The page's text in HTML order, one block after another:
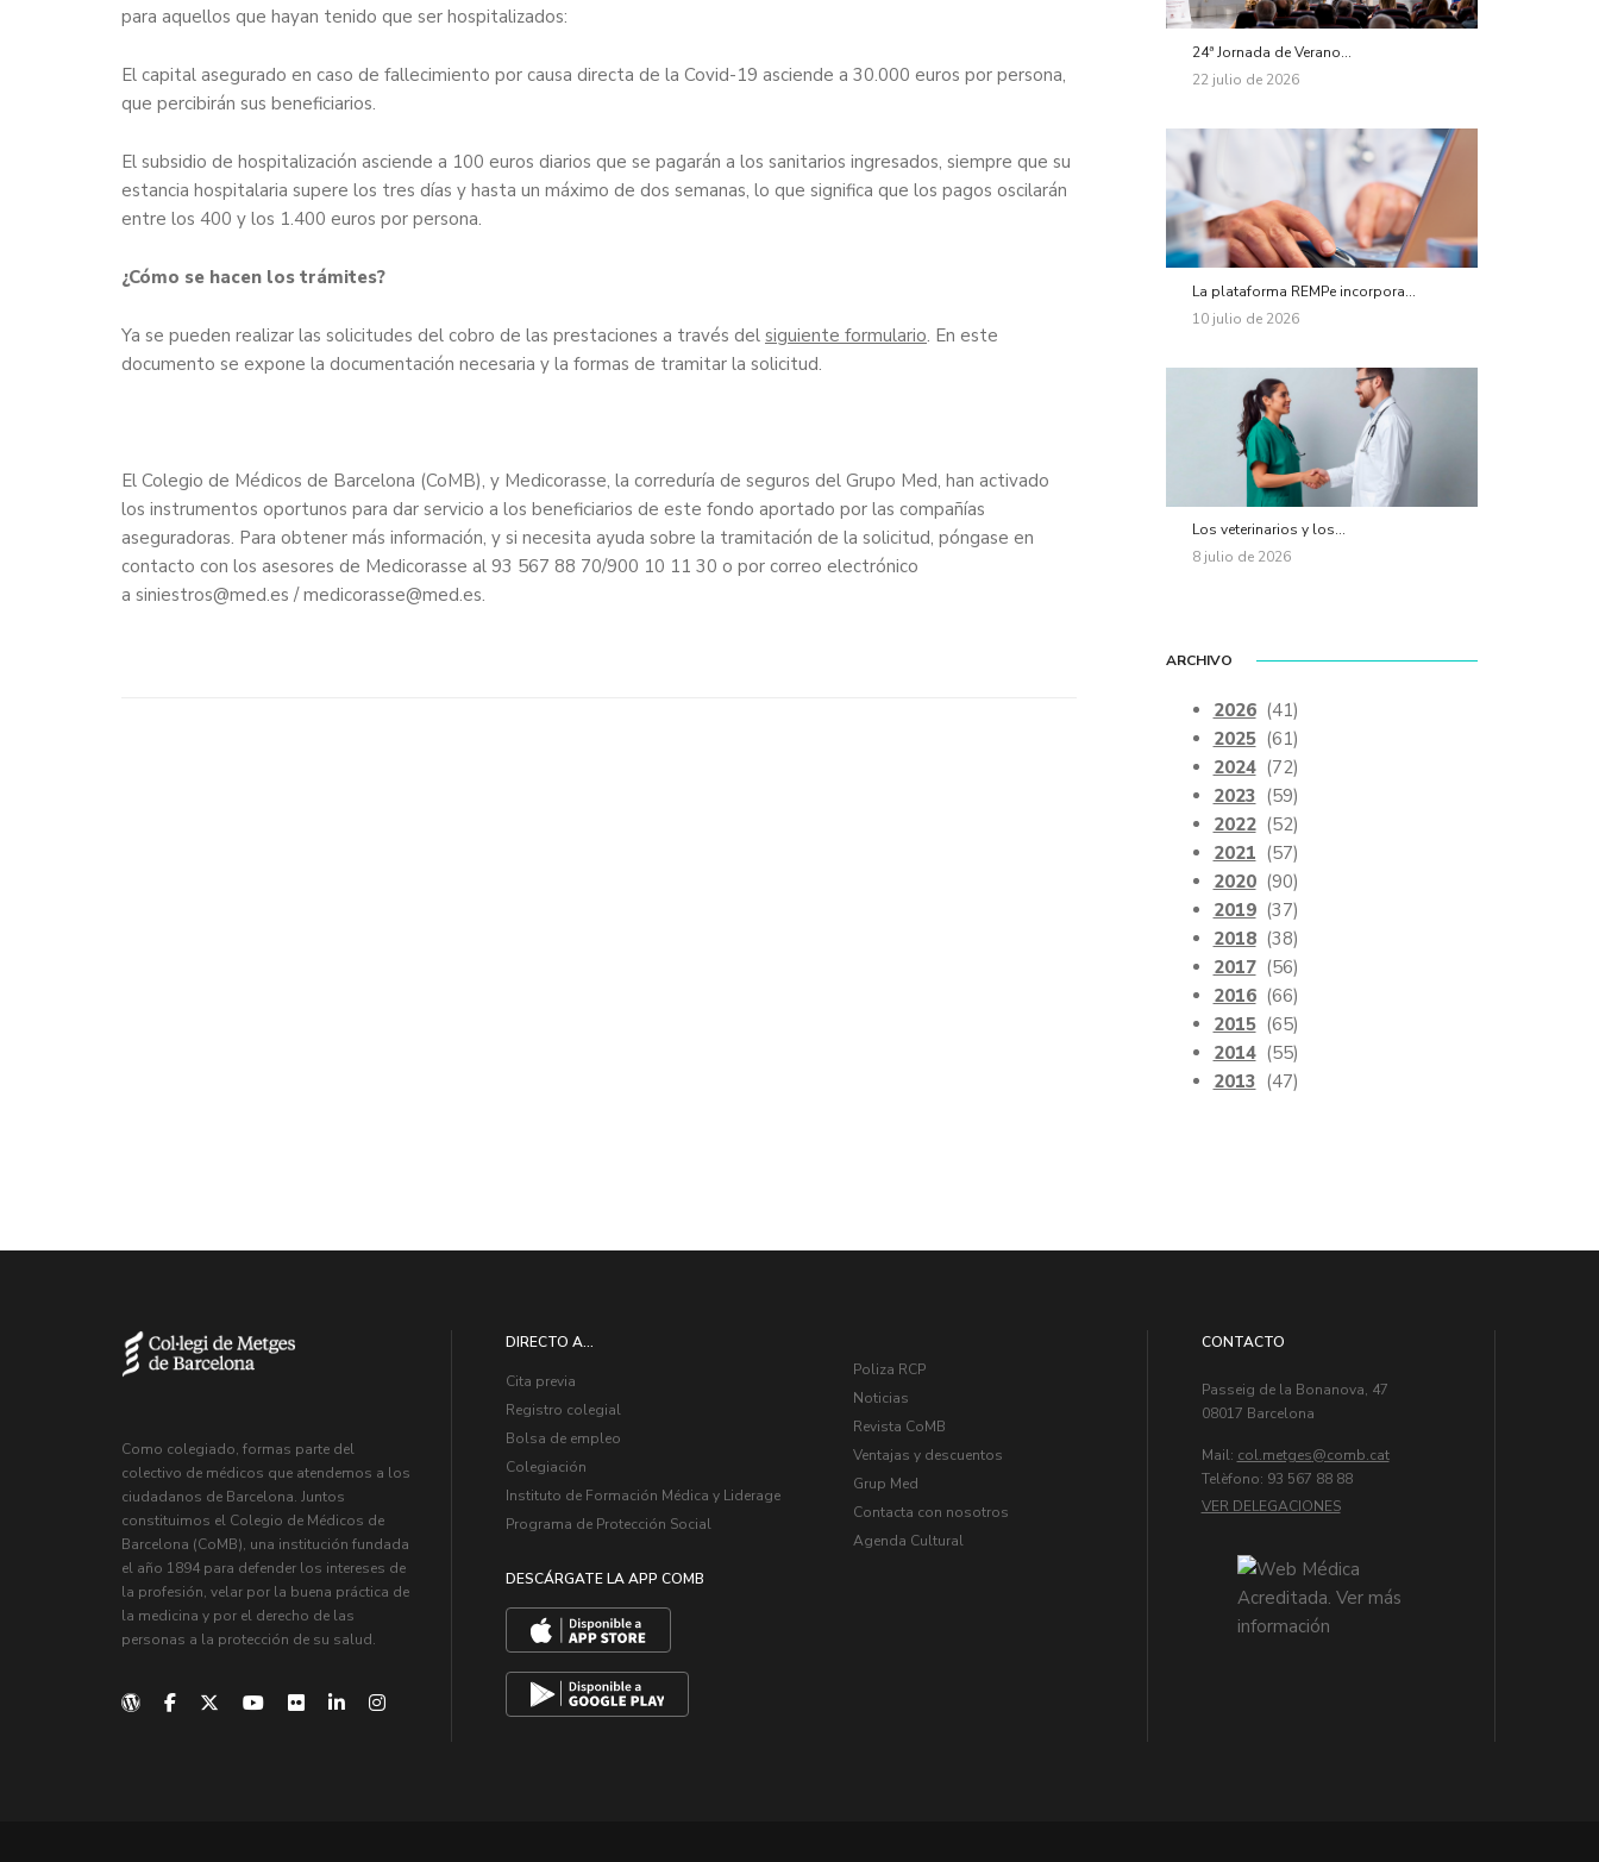
para aquellos que hayan tenido que ser hospitalizados:
El capital asegurado en caso de fallecimiento por causa directa de la Covid-19 asciende a 30.000 euros por persona,
que percibirán sus beneficiarios.
El subsidio de hospitalización asciende a 100 euros diarios que se pagarán a los sanitarios ingresados, siempre que su
estancia hospitalaria supere los tres días y hasta un máximo de dos semanas, lo que significa que los pagos oscilarán
entre los 400 y los 1.400 euros por persona.
¿Cómo se hacen los trámites?
Ya se pueden realizar las solicitudes del cobro de las prestaciones a través del siguiente formulario. En este
documento se expone la documentación necesaria y la formas de tramitar la solicitud.
El Colegio de Médicos de Barcelona (CoMB), y Medicorasse, la correduría de seguros del Grupo Med, han activado
los instrumentos oportunos para dar servicio a los beneficiarios de este fondo aportado por las compañías
aseguradoras. Para obtener más información, y si necesita ayuda sobre la tramitación de la solicitud, póngase en
contacto con los asesores de Medicorasse al 93 567 88 70/900 10 11 30 o por correo electrónico
a siniestros@med.es / medicorasse@med.es.
24ª Jornada de Verano...
22 julio de 2026
La plataforma REMPe incorpora...
10 julio de 2026
Los veterinarios y los...
8 julio de 2026
ARCHIVO
2026 (41)
2025 (61)
2024 (72)
2023 (59)
2022 (52)
2021 (57)
2020 (90)
2019 (37)
2018 (38)
2017 (56)
2016 (66)
2015 (65)
2014 (55)
2013 (47)
Como colegiado, formas parte del
colectivo de médicos que atendemos a los
ciudadanos de Barcelona. Juntos
constituimos el Colegio de Médicos de
Barcelona (CoMB), una institución fundada
el año 1894 para defender los intereses de
la profesión, velar por la buena práctica de
la medicina y por el derecho de las
personas a la protección de su salud.
DIRECTO A...
Cita previa
Registro colegial
Bolsa de empleo
Colegiación
Instituto de Formación Médica y Liderage
Programa de Protección Social
DESCÁRGATE LA APP COMB
Poliza RCP
Noticias
Revista CoMB
Ventajas y descuentos
Grup Med
Contacta con nosotros
Agenda Cultural
CONTACTO
Passeig de la Bonanova, 47
08017 Barcelona
Mail: col.metges
Telèfono: 93 567 88 88
VER DELEGACIONES